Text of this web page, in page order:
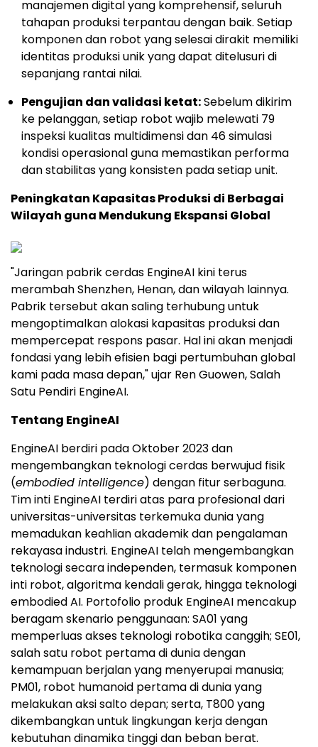
manajemen digital yang komprehensif, seluruh
tahapan produksi terpantau dengan baik. Setiap
komponen dan robot yang selesai dirakit memiliki
identitas produksi unik yang dapat ditelusuri di
sepanjang rantai nilai.
Pengujian dan validasi ketat:Sebelum dikirim
ke pelanggan, setiap robot wajib melewati 79
inspeksi kualitas multidimensi dan 46 simulasi
kondisi operasional guna memastikan performa
dan stabilitas yang konsisten pada setiap unit.
Peningkatan Kapasitas Produksi di Berbagai
Wilayah guna Mendukung Ekspansi Global
"Jaringan pabrik cerdas EngineAI kini terus
merambah Shenzhen, Henan, dan wilayah lainnya.
Pabrik tersebut akan saling terhubung untuk
mengoptimalkan alokasi kapasitas produksi dan
mempercepat respons pasar. Hal ini akan menjadi
fondasi yang lebih efisien bagi pertumbuhan global
kami pada masa depan," ujar Ren Guowen, Salah
Satu Pendiri EngineAI.
Tentang EngineAI
EngineAI berdiri pada Oktober 2023 dan
mengembangkan teknologi cerdas berwujud fisik
(embodied intelligence) dengan fitur serbaguna.
Tim inti EngineAI terdiri atas para profesional dari
universitas-universitas terkemuka dunia yang
memadukan keahlian akademik dan pengalaman
rekayasa industri. EngineAI telah mengembangkan
teknologi secara independen, termasuk komponen
inti robot, algoritma kendali gerak, hingga teknologi
embodied AI. Portofolio produk EngineAI mencakup
beragam skenario penggunaan: SA01 yang
memperluas akses teknologi robotika canggih; SE01,
salah satu robot pertama di dunia dengan
kemampuan berjalan yang menyerupai manusia;
PM01, robot humanoid pertama di dunia yang
melakukan aksi salto depan; serta, T800 yang
dikembangkan untuk lingkungan kerja dengan
kebutuhan dinamika tinggi dan beban berat.